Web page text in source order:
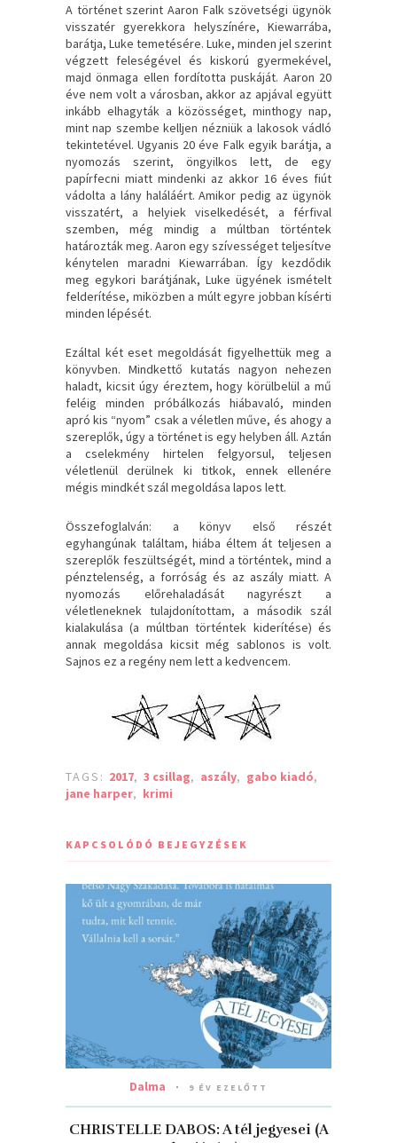
A történet szerint Aaron Falk szövetségi ügynök
visszatér gyerekkora helyszínére, Kiewarrába,
barátja, Luke temetésére. Luke, minden jel szerint
végzett feleségével és kiskorú gyermekével,
majd önmaga ellen fordította puskáját. Aaron 20
éve nem volt a városban, akkor az apjával együtt
inkább elhagyták a közösséget, minthogy nap,
mint nap szembe kelljen nézniük a lakosok vádló
tekintetével. Ugyanis 20 éve Falk egyik barátja, a
nyomozás szerint, öngyilkos lett, de egy
papírfecni miatt mindenki az akkor 16 éves fiút
vádolta a lány haláláért. Amikor pedig az ügynök
visszatért, a helyiek viselkedését, a férfival
szemben, még mindig a múltban történtek
határozták meg. Aaron egy szívességet teljesítve
kénytelen maradni Kiewarrában. Így kezdődik
meg egykori barátjának, Luke ügyének ismételt
felderítése, miközben a múlt egyre jobban kísérti
minden lépését.
Ezáltal két eset megoldását figyelhettük meg a
könyvben. Mindkettő kutatás nagyon nehezen
haladt, kicsit úgy éreztem, hogy körülbelül a mű
feléig minden próbálkozás hiábavaló, minden
apró kis “nyom” csak a véletlen műve, és ahogy a
szereplők, úgy a történet is egy helyben áll. Aztán
a cselekmény hirtelen felgyorsul, teljesen
véletlenül derülnek ki titkok, ennek ellenére
mégis mindkét szál megoldása lapos lett.
Összefoglalván: a könyv első részét
egyhangúnak találtam, hiába éltem át teljesen a
szereplők feszültségét, mind a történtek, mind a
pénztelenség, a forróság és az aszály miatt. A
nyomozás előrehaladását nagyrészt a
véletleneknek tulajdonítottam, a második szál
kialakulása (a múltban történtek kiderítése) és
annak megoldása kicsit még sablonos is volt.
Sajnos ez a regény nem lett a kedvencem.
TAGS: 2017, 3 csillag, aszály, gabo kiadó,
jane harper, krimi
KAPCSOLÓDÓ BEJEGYZÉSEK
Dalma 9 ÉV EZELŐTT
CHRISTELLE DABOS: A ​tél jegyesei (A